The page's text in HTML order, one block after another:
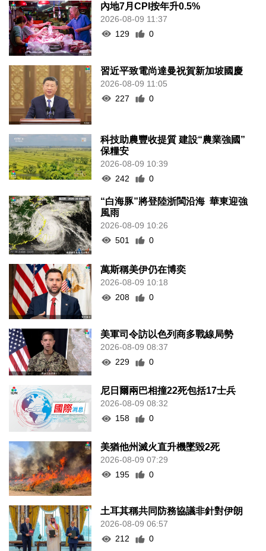
內地7月CPI按年升0.5%
2026-08-09 11:37
129
0
習近平致電尚達曼祝賀新加坡國慶
2026-08-09 11:05
227
0
科技助農豐收提質 建設“農業強國”
保糧安
2026-08-09 10:39
242
0
“白海豚”將登陸浙閩沿海 華東迎強
風雨
2026-08-09 10:26
501
0
萬斯稱美伊仍在博奕
2026-08-09 10:18
208
0
美軍司令訪以色列商多戰線局勢
2026-08-09 08:37
229
0
尼日爾兩巴相撞22死包括17士兵
2026-08-09 08:32
158
0
美猶他州滅火直升機墜毀2死
2026-08-09 07:29
195
0
土耳其稱共同防務協議非針對伊朗
2026-08-09 06:57
212
0